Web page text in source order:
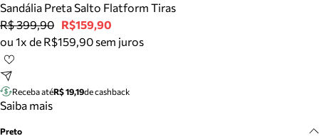
Tamanco
Tênis
Mule
Tire dúvidas sobre pedidos, devoluções e mais.
Sandália Preta Salto Flatform Tiras
R$ 399,90 R$159,90
ou 1x de R$159,90 sem juros
Receba atéR$ 19,19de cashback
Saiba mais
Preto